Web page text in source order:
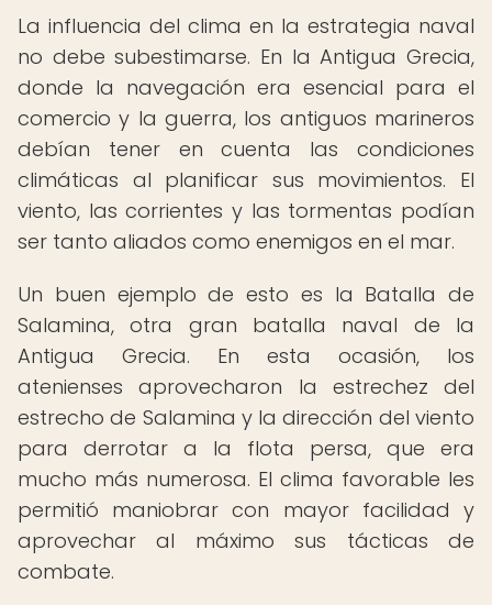
La influencia del clima en la estrategia naval
no debe subestimarse. En la Antigua Grecia,
donde la navegación era esencial para el
comercio y la guerra, los antiguos marineros
debían tener en cuenta las condiciones
climáticas al planificar sus movimientos. El
viento, las corrientes y las tormentas podían
ser tanto aliados como enemigos en el mar.
Un buen ejemplo de esto es la Batalla de
Salamina, otra gran batalla naval de la
Antigua Grecia. En esta ocasión, los
atenienses aprovecharon la estrechez del
estrecho de Salamina y la dirección del viento
para derrotar a la flota persa, que era
mucho más numerosa. El clima favorable les
permitió maniobrar con mayor facilidad y
aprovechar al máximo sus tácticas de
combate.